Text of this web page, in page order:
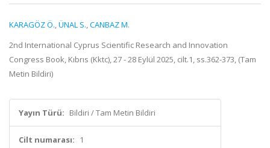
KARAGÖZ Ö.,ÜNAL S.,CANBAZ M.
2nd International Cyprus Scientific Research and Innovation
Congress Book, Kıbrıs (Kktc), 27 - 28 Eylül 2025, cilt.1, ss.362-373, (Tam
Metin Bildiri)
Yayın Türü: Bildiri / Tam Metin Bildiri
Cilt numarası: 1